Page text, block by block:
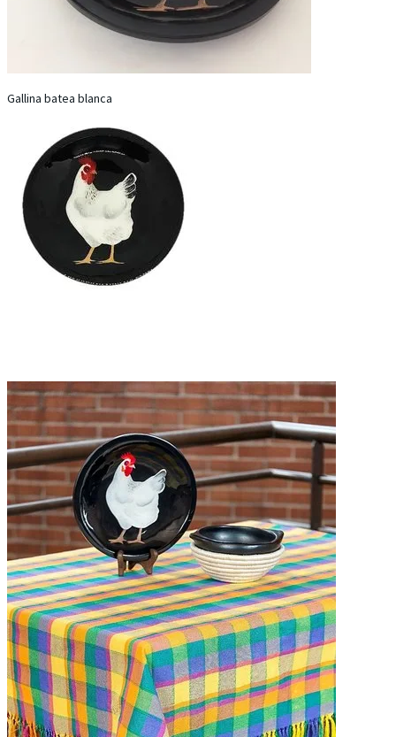
Gallina batea blanca